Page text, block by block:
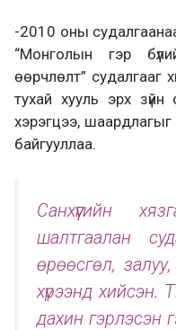
-2010 оны
“Монголын гэр
өөрчлөлт” судалгааг
тухай хууль эрх
хэрэгцээ, шаардлагыг
байгууллаа.
Санхүүгийн
шалтгаалан
өрөөсгөл,
хүрээнд хийсэн.
дахин гэрлэсэн